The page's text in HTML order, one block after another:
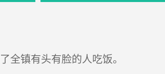
镇有头有脸的人吃饭。